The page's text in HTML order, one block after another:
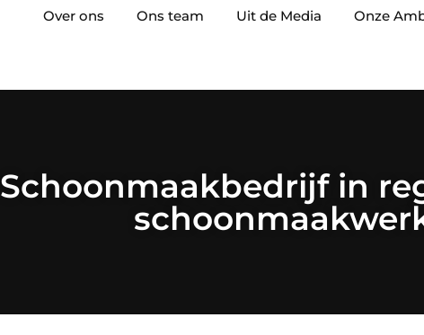
Over ons Ons team Uit de Media Onze
Schoonmaakbedrijf in